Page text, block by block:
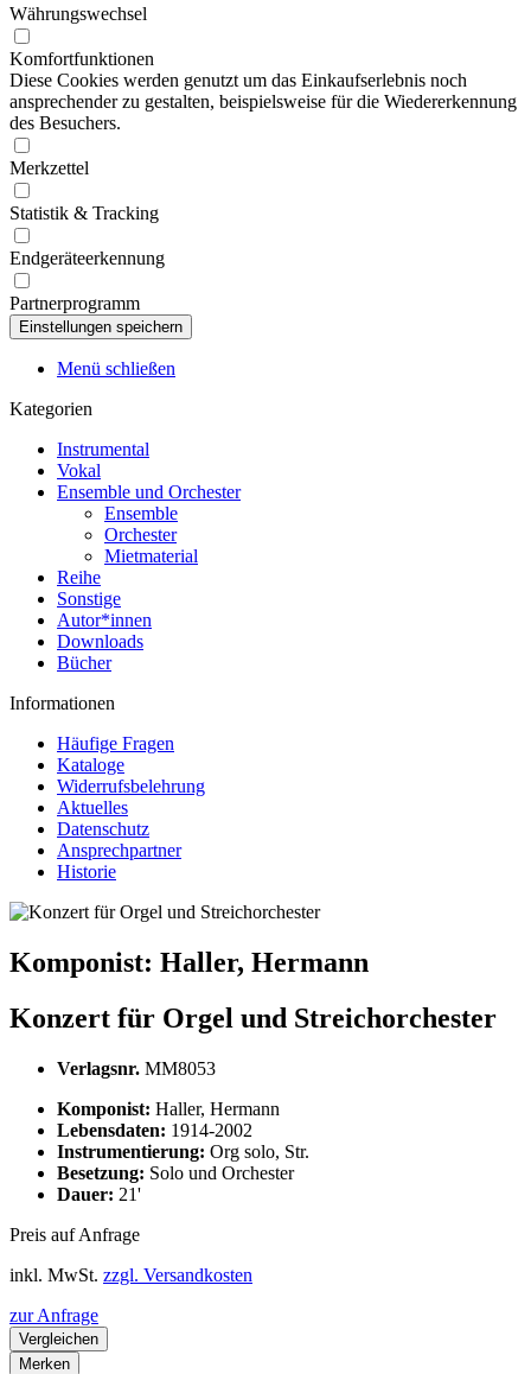
Währungswechsel
Komfortfunktionen
Diese Cookies werden genutzt um das Einkaufserlebnis noch
ansprechender zu gestalten, beispielsweise für die Wiedererkennung
des Besuchers.
Merkzettel
Statistik & Tracking
Endgeräteerkennung
Partnerprogramm
Menü schließen
Kategorien
Instrumental
Vokal
Ensemble und Orchester
Ensemble
Orchester
Mietmaterial
Reihe
Sonstige
Autor*innen
Downloads
Bücher
Informationen
Häufige Fragen
Kataloge
Widerrufsbelehrung
Aktuelles
Datenschutz
Ansprechpartner
Historie
Komponist: Haller, Hermann
Konzert für Orgel und Streichorchester
Verlagsnr. MM8053
Komponist: Haller, Hermann
Lebensdaten: 1914-2002
Instrumentierung: Org solo, Str.
Besetzung: Solo und Orchester
Dauer: 21'
Preis auf Anfrage
inkl. MwSt. zzgl. Versandkosten
zur Anfrage
Vergleichen
Merken